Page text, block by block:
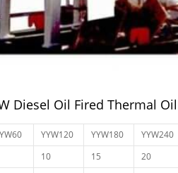
Diesel Oil Fired Thermal
YYW120 YYW180 YYW240
10 15 20